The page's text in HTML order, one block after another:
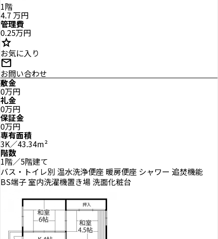
1階
4.7 万円
管理費
0.25万円
star
お気に入り
mail
お問い合わせ
敷金
0万円
礼金
0万円
保証金
0万円
専有面積
3K／43.34m²
階数
1階／5階建て
バス・トイレ別 温水洗浄便座 暖房便座 シャワー 追焚機能
BS端子 室内洗濯機置き場 洗面化粧台